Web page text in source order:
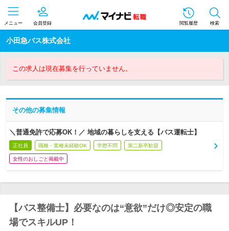
メニュー 会員登録 閲覧履歴 検索
小田急バス株式会社
この求人は現在募集を行っていません。
その他の募集情報
＼普通免許で応募OK！／ 地域の暮らしを支える【バス運転士】
正社員 職種・業種未経験OK 学歴不問 第二新卒歓迎
女性のおしごと掲載中
【バス整備士】必要なのは“意欲”だけ◎安定の職
場でスキルUP！